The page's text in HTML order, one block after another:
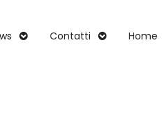
Contatti Home